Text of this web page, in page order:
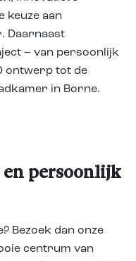
keuze aan
Daarnaast
– van persoonlijk
ontwerp tot de
in Borne.
persoonlijk
Bezoek dan onze
centrum van